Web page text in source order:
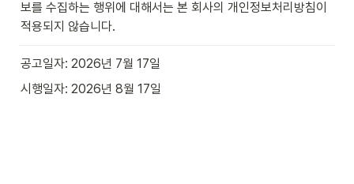
보를 수집하는 행위에 대해서는 본 회사의 개인정보처리방침이
적용되지 않습니다.
공고일자: 2026년 7월 17일
시행일자: 2026년 8월 17일